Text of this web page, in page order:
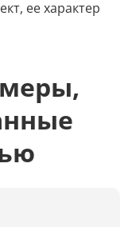
ее характер